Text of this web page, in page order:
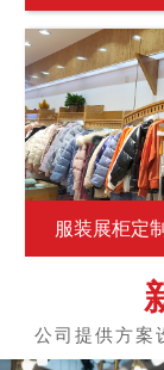
服装展柜定